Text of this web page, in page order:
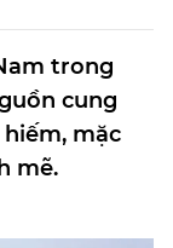
trong
cung
mặc
mẽ.